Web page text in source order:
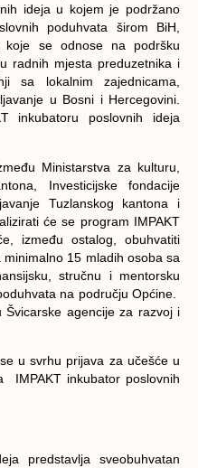
ideja u kojem je podržano
poduhvata širom BiH,
koje se odnose na podršku
radnih mjesta preduzetnika i
sa lokalnim zajednicama,
u Bosni i Hercegovini.
inkubatoru poslovnih ideja
Ministarstva za kulturu,
Investicijske fondacije
Tuzlanskog kantona i
će se program IMPAKT
između ostalog, obuhvatiti
15 mladih osoba sa
stručnu i mentorsku
na području Općine.
agencije za razvoj i
u svrhu prijava za učešće u
IMPAKT inkubator poslovnih
predstavlja sveobuhvatan